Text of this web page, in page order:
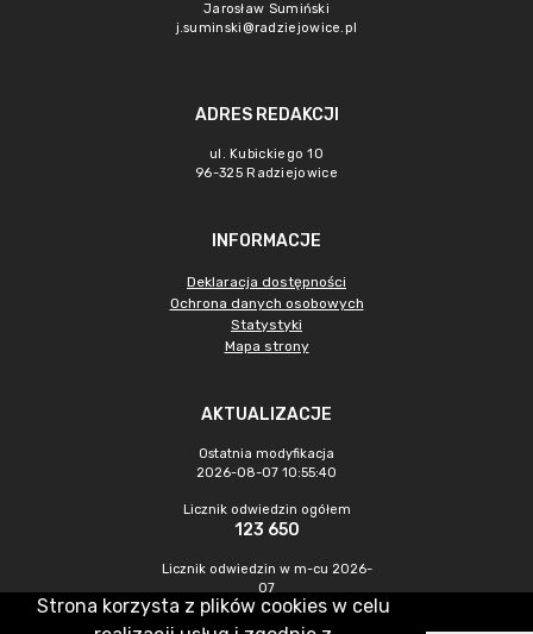
Jarosław Sumiński
j.suminski@radziejowice.pl
ADRES REDAKCJI
ul. Kubickiego 10
96-325 Radziejowice
INFORMACJE
Deklaracja dostępności
Ochrona danych osobowych
Statystyki
Mapa strony
AKTUALIZACJE
Ostatnia modyfikacja
2026-08-07 10:55:40
Licznik odwiedzin ogółem
123 650
Licznik odwiedzin w m-cu 2026-
07
310
Strona korzysta z plików cookies w celu